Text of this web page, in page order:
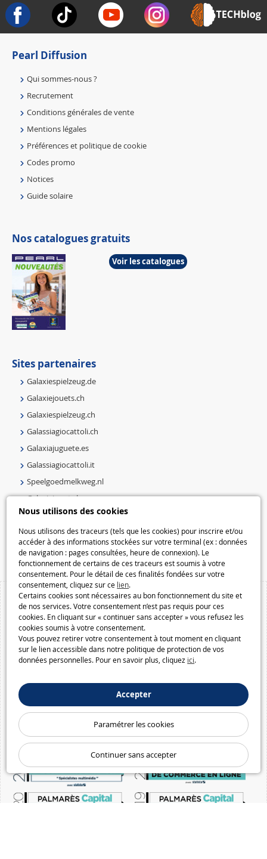
Nous utilisons des cookies
Nous utilisons des traceurs (tels que les cookies) pour inscrire et/ou
accéder à des informations stockées sur votre terminal (ex : données
de navigation : pages consultées, heure de connexion). Le
fonctionnement de certains de ces traceurs est soumis à votre
consentement. Pour le détail de ces finalités fondées sur votre
consentement, cliquez sur ce lien.
Certains cookies sont nécessaires au bon fonctionnement du site et
de nos services. Votre consentement n’est pas requis pour ces
cookies. En cliquant sur « continuer sans accepter » vous refusez les
cookies soumis à votre consentement.
Vous pouvez retirer votre consentement à tout moment en cliquant
sur le lien accessible dans notre politique de protection de vos
données personnelles. Pour en savoir plus, cliquez ici.
Accepter
Paramétrer les cookies
Continuer sans accepter
Pearl Diffusion
Qui sommes-nous ?
Recrutement
Conditions générales de vente
Mentions légales
Préférences et politique de cookie
Codes promo
Notices
Guide solaire
Nos catalogues gratuits
Voir les catalogues
Sites partenaires
Galaxiespielzeug.de
Galaxiejouets.ch
Galaxiespielzeug.ch
Galassiagiocattoli.ch
Galaxiajuguete.es
Galassiagiocattoli.it
Speelgoedmelkweg.nl
Galaxiejouets.be
Galaxiespielzeug.be
Speelgoedmelkweg.be
Macway.com